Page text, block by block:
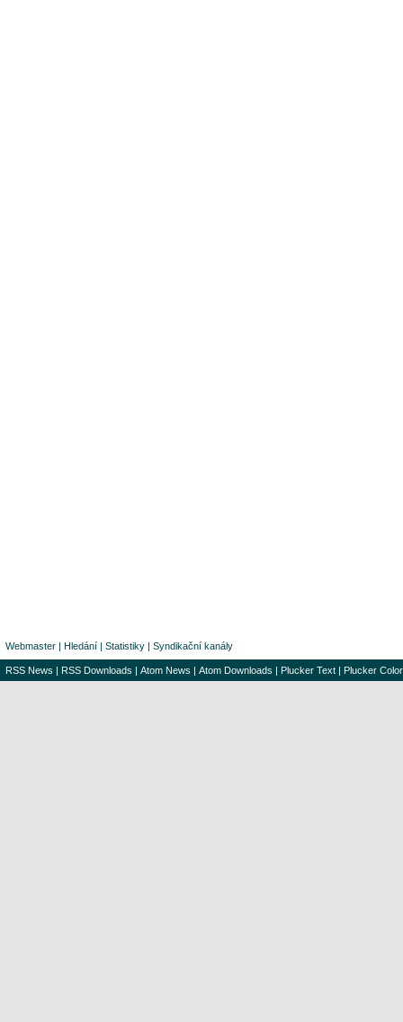
Webmaster | Hledání | Statistiky | Syndikační kanály
RSS News | RSS Downloads | Atom News | Atom Downloads | Plucker Text | Plucker Color